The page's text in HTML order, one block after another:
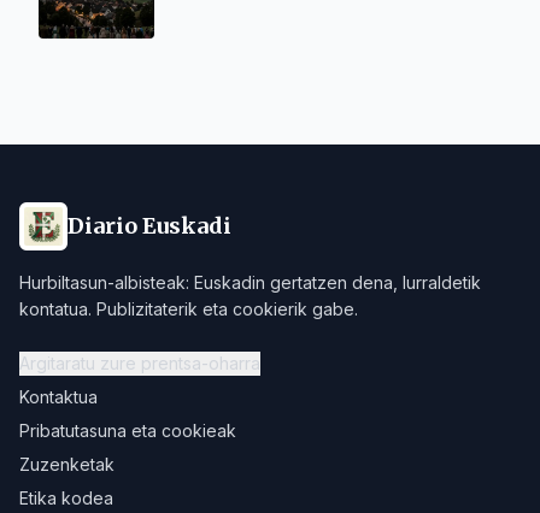
Diario Euskadi
Hurbiltasun-albisteak: Euskadin gertatzen dena, lurraldetik
kontatua. Publizitaterik eta cookierik gabe.
Argitaratu zure prentsa-oharra
Kontaktua
Pribatutasuna eta cookieak
Zuzenketak
Etika kodea